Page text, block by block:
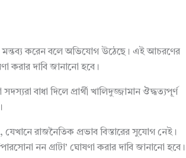
মন্তব্য করেন বলে অভিযোগ উঠেছে। এই আচরণের
করার দাবি জানানো হবে।
বাধা দিলে প্রার্থী খালিদুজ্জামান ঔদ্ধত্যপূর্ণ
রাজনৈতিক প্রভাব বিস্তারের সুযোগ নেই।
নন গ্রাটা’ ঘোষণা করার দাবি জানানো হবে।